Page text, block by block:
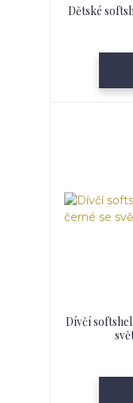
Dětské
Dívčí